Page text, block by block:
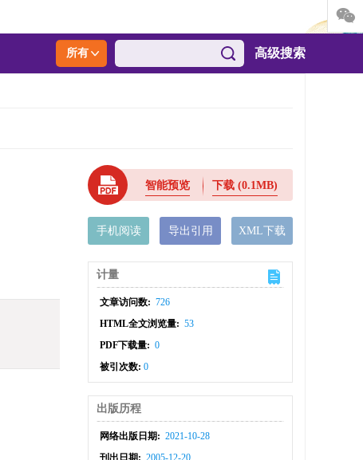
高级搜索
智能预览 下载(0.1MB)
手机阅读 导出引用 XML下载
计量
文章访问数: 726
HTML全文浏览量: 53
PDF下载量: 0
被引次数:0
出版历程
网络出版日期: 2021-10-28